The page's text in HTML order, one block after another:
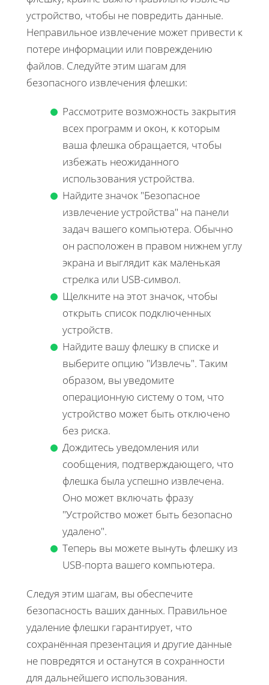
устройство, чтобы не повредить данные.
Неправильное извлечение может привести к
потере информации или повреждению
файлов. Следуйте этим шагам для
безопасного извлечения флешки:
Рассмотрите возможность закрытия
всех программ и окон, к которым
ваша флешка обращается, чтобы
избежать неожиданного
использования устройства.
Найдите значок "Безопасное
извлечение устройства" на панели
задач вашего компьютера. Обычно
он расположен в правом нижнем углу
экрана и выглядит как маленькая
стрелка или USB-символ.
Щелкните на этот значок, чтобы
открыть список подключенных
устройств.
Найдите вашу флешку в списке и
выберите опцию "Извлечь". Таким
образом, вы уведомите
операционную систему о том, что
устройство может быть отключено
без риска.
Дождитесь уведомления или
сообщения, подтверждающего, что
флешка была успешно извлечена.
Оно может включать фразу
"Устройство может быть безопасно
удалено".
Теперь вы можете вынуть флешку из
USB-порта вашего компьютера.
Следуя этим шагам, вы обеспечите
безопасность ваших данных. Правильное
удаление флешки гарантирует, что
сохранённая презентация и другие данные
не повредятся и останутся в сохранности
для дальнейшего использования.